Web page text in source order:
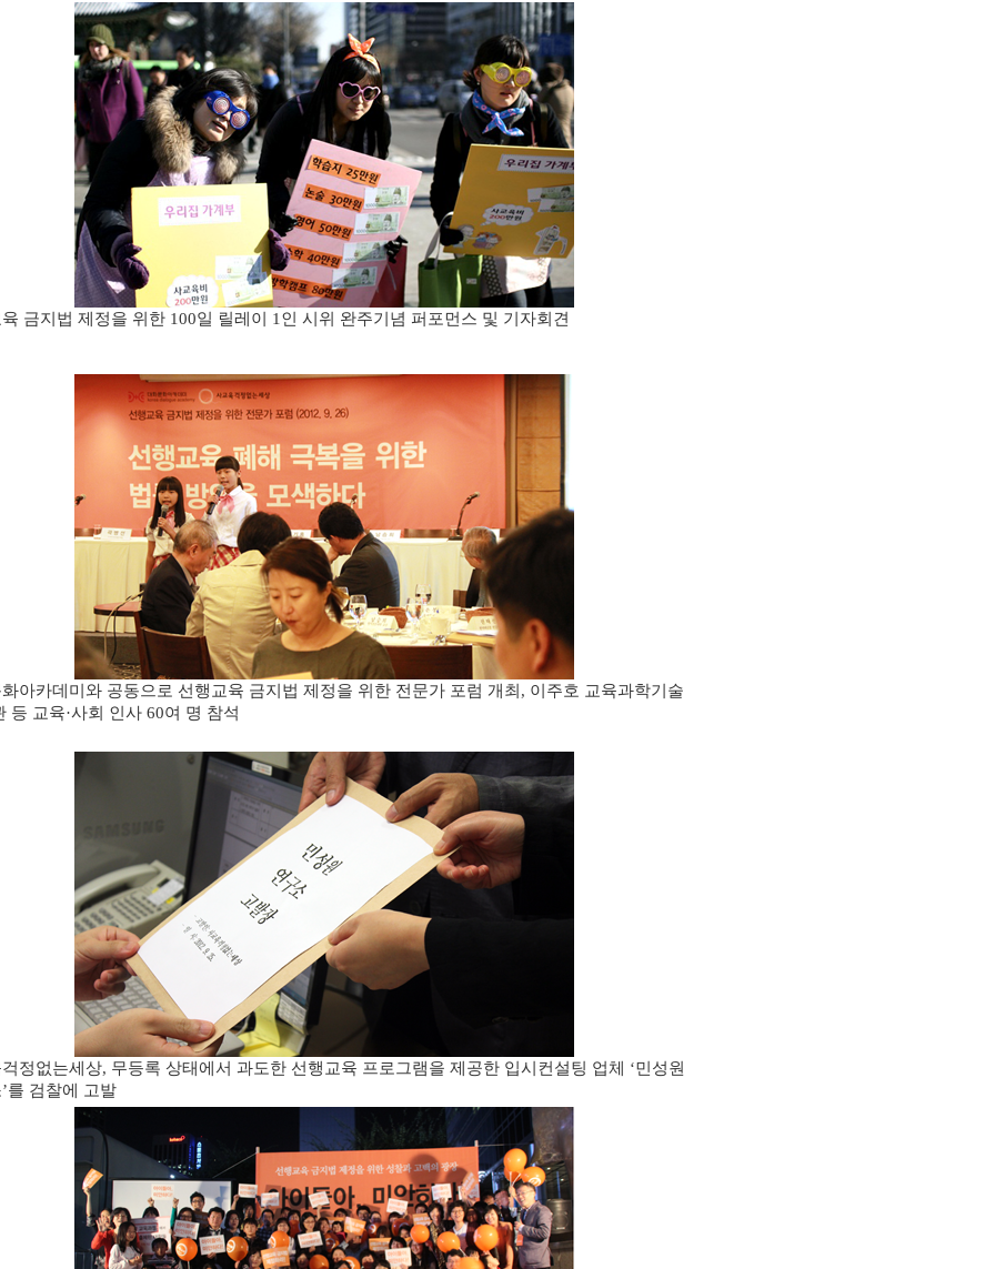
금지법 제정을 위한 100일 릴레이 1 인 시위 완주기념 퍼포먼스 및 기자회견
아카데미와 공동으로 선행교육 금지법 제정을 위한 전문가 포럼 개최, 이주호 교육과학기술
등 교육·사회 인사 60여 명 참석
정없는세상, 무등록 상태에서 과도한 선행교육 프로그램을 제공한 입시컨설팅 업체 ‘민성원
’를 검찰에 고발